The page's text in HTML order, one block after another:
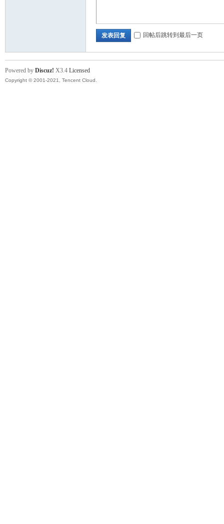
发表回复 回帖后跳转到最后一页
Powered by Discuz! X3.4 Licensed
Copyright © 2001-2021, Tencent Cloud.